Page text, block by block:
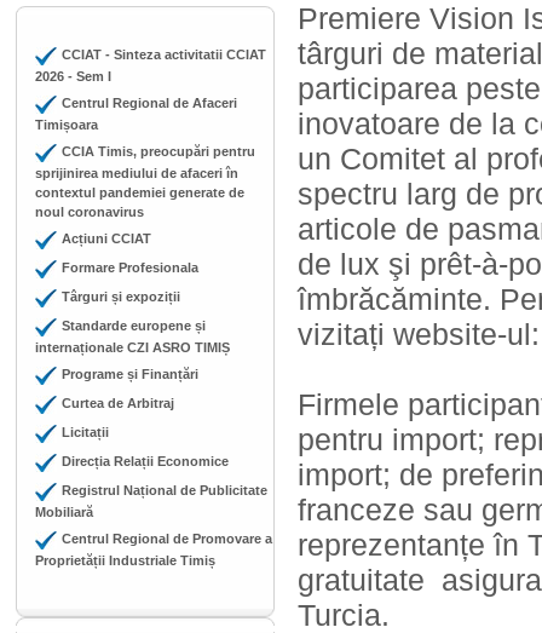
CCIAT - Sinteza activitatii CCIAT
2026 - Sem I
Centrul Regional de Afaceri
Timișoara
CCIA Timis, preocupări pentru
sprijinirea mediului de afaceri în
contextul pandemiei generate de
noul coronavirus
Acțiuni CCIAT
Formare Profesionala
Târguri și expoziții
Standarde europene și
internaționale CZI ASRO TIMIȘ
Programe și Finanțări
Curtea de Arbitraj
Licitații
Direcția Relații Economice
Registrul Național de Publicitate
Mobiliară
Centrul Regional de Promovare a
Proprietății Industriale Timiș
Premiere Vision
târguri de
participarea
inovatoare de la
un Comitet al
spectru larg de
articole de
de lux şi prêt-à-
îmbrăcăminte.
vizitați website-
Firmele
pentru import;
import; de
franceze sau
reprezentanțe în
gratuitate
Turcia.